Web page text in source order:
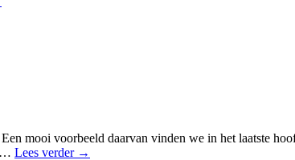
mooi voorbeeld daarvan vinden we in het laatste
Lees verder →